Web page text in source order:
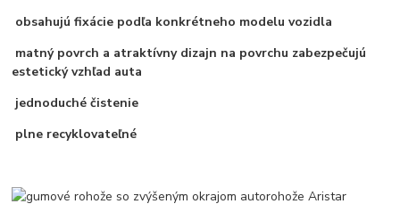
obsahujú fixácie podľa konkrétneho modelu vozidla
matný povrch a atraktívny dizajn na povrchu zabezpečujú
estetický vzhľad auta
jednoduché čistenie
plne recyklovateľné